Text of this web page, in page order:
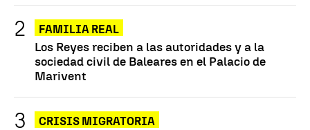
FAMILIA REAL
Los Reyes reciben a las autoridades y a la
sociedad civil de Baleares en el Palacio de
Marivent
CRISIS MIGRATORIA